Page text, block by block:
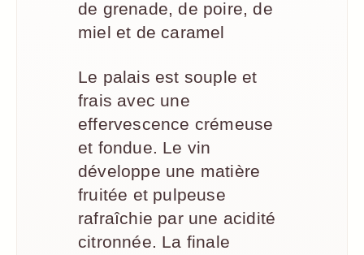
de grenade, de poire, de
miel et de caramel
Le palais est souple et
frais avec une
effervescence crémeuse
et fondue. Le vin
développe une matière
fruitée et pulpeuse
rafraîchie par une acidité
citronnée. La finale